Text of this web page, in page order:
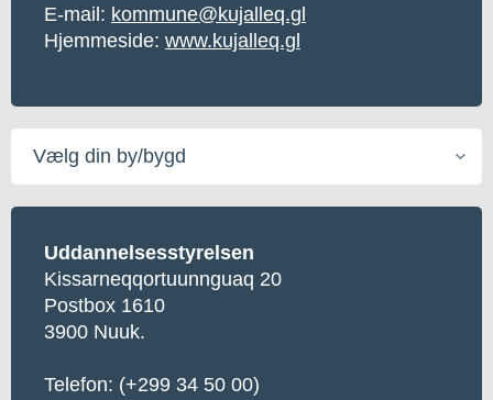
E-mail: kommune@kujalleq.gl
Hjemmeside: www.kujalleq.gl
Vælg
din
by/bygd
Uddannelsesstyrelsen
Kissarneqqortuunnguaq 20
Postbox 1610
3900 Nuuk.
Telefon: (+299 34 50 00)